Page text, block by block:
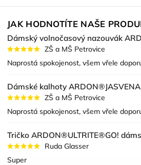
JAK HODNOTÍTE NAŠE
Dámský volnočasový nazouvák
ZŠ a MŠ Petrovice
Naprostá spokojenost, všem vřele
Dámské kalhoty
ZŠ a MŠ Petrovice
Naprostá spokojenost, všem vřele
Tričko ARDON®ULTRITE®GO!
Ruda Glasser
Super